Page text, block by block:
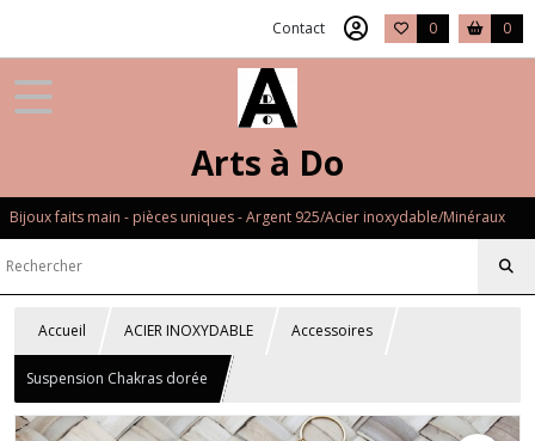
Contact 0 0
Arts à Do
Bijoux faits main - pièces uniques - Argent 925/Acier inoxydable/Minéraux
Accueil ACIER INOXYDABLE Accessoires
Suspension Chakras dorée